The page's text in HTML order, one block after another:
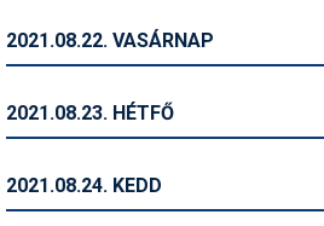
Telemark
Téli sportok
Történelem
2021.08.22. VASÁRNAP
2021.08.23. HÉTFŐ
2021.08.24. KEDD